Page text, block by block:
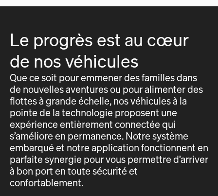
Le progrès est au cœur
de nos véhicules
Que ce soit pour emmener des familles dans
de nouvelles aventures ou pour alimenter des
flottes à grande échelle, nos véhicules à la
pointe de la technologie proposent une
expérience entièrement connectée qui
s’améliore en permanence. Notre système
embarqué et notre application fonctionnent en
parfaite synergie pour vous permettre d’arriver
à bon port en toute sécurité et
confortablement.